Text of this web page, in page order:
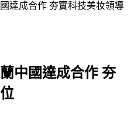
達成合作 夯實科技美妆領導
中國達成合作 夯